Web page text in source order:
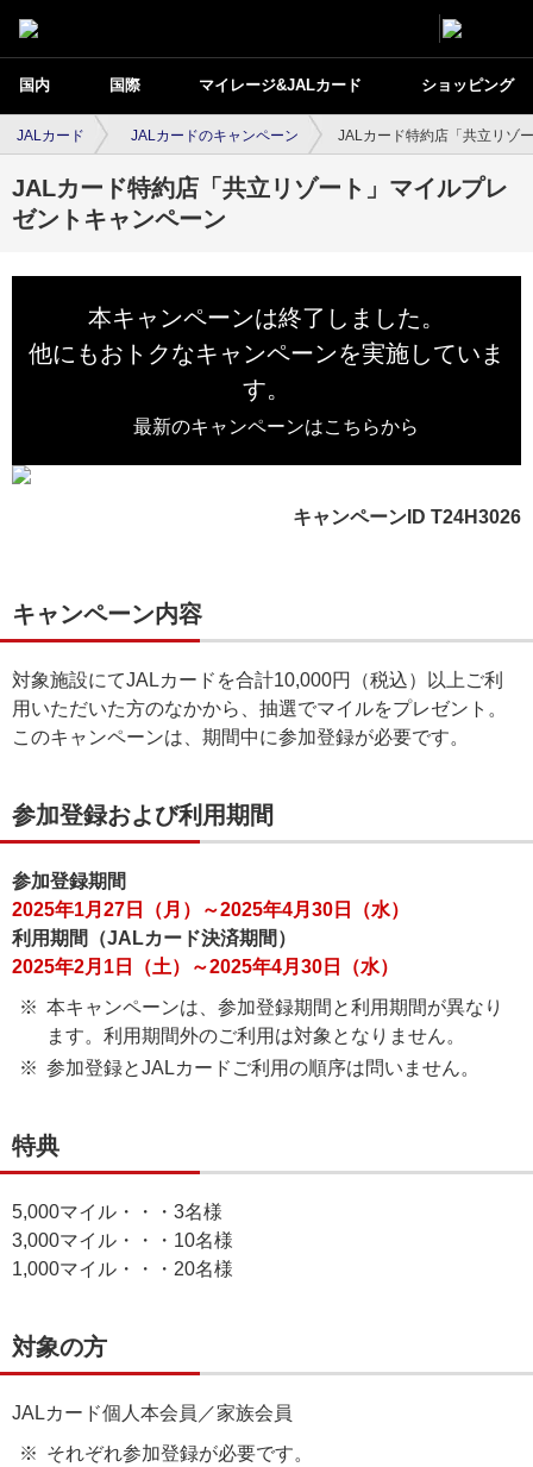
国内 国際 マイレージ&JALカード ショッピング
JALカード JALカードのキャンペーン JALカード特約店「共立リゾ
JALカード特約店「共立リゾート」マイルプレ
ゼントキャンペーン
本キャンペーンは終了しました。
他にもおトクなキャンペーンを実施していま
す。
最新のキャンペーンはこちらから
キャンペーンID T24H3026
キャンペーン内容
対象施設にてJALカードを合計10,000円（税込）以上ご利
用いただいた方のなかから、抽選でマイルをプレゼント。
このキャンペーンは、期間中に参加登録が必要です。
参加登録および利用期間
参加登録期間
2025年1月27日（月）～2025年4月30日（水）
利用期間（JALカード決済期間）
2025年2月1日（土）～2025年4月30日（水）
本キャンペーンは、参加登録期間と利用期間が異なり
ます。利用期間外のご利用は対象となりません。
参加登録とJALカードご利用の順序は問いません。
特典
5,000マイル・・・3名様
3,000マイル・・・10名様
1,000マイル・・・20名様
対象の方
JALカード個人本会員／家族会員
それぞれ参加登録が必要です。